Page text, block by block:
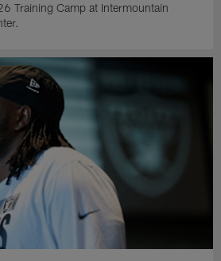
Training Camp at Intermountain